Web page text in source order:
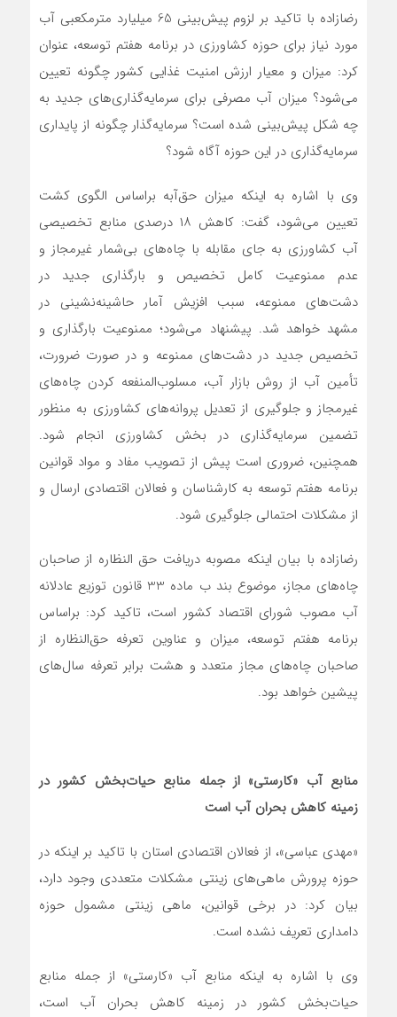
رضازاده با تاکید بر لزوم پیش‌بینی 65 میلیارد مترمکعبی آب
مورد نیاز برای حوزه کشاورزی در برنامه هفتم توسعه، عنوان
کرد: میزان و معیار ارزش امنیت غذایی کشور چگونه تعیین
می‌شود؟ میزان آب مصرفی برای سرمایه‌گذاری‌های جدید به
چه شکل پیش‌بینی شده است؟ سرمایه‌گذار چگونه از پایداری
سرمایه‌گذاری در این حوزه آگاه شود؟
وی با اشاره به اینکه میزان حق‌آبه براساس الگوی کشت
تعیین می‌شود، گفت: کاهش ۱۸ درصدی منابع تخصیصی
آب کشاورزی به جای مقابله با چاه‌های بی‌شمار غیرمجاز و
عدم ممنوعیت کامل تخصیص و بارگذاری جدید در
دشت‌های ممنوعه، سبب افزیش آمار حاشینه‌نشینی در
مشهد خواهد شد. پیشنهاد می‌شود؛ ممنوعیت بارگذاری و
تخصیص جدید در دشت‌های ممنوعه و در صورت ضرورت،
تأمین آب از روش بازار آب، مسلوب‌المنفعه کردن چاه‌های
غیرمجاز و جلوگیری از تعدیل پروانه‌های کشاورزی به منظور
تضمین سرمایه‌گذاری در بخش کشاورزی انجام شود.
همچنین، ضروری است پیش از تصویب مفاد و مواد قوانین
برنامه هفتم توسعه به کارشناسان و فعالان اقتصادی ارسال و
از مشکلات احتمالی جلوگیری شود.
رضازاده با بیان اینکه مصوبه دریافت حق النظاره از صاحبان
چاه‌های مجاز، موضوع بند ب ماده 33 قانون توزیع عادلانه
آب مصوب شورای اقتصاد کشور است، تاکید کرد: براساس
برنامه هفتم توسعه، میزان و عناوین تعرفه حق‌النظاره از
صاحبان چاه‌های مجاز متعدد و هشت برابر تعرفه سال‌های
پیشین خواهد بود.
منابع آب «کارستی» از جمله منابع حیات‌بخش کشور در
زمینه کاهش بحران آب است
«مهدی عباسی»، از فعالان اقتصادی استان با تاکید بر اینکه در
حوزه پرورش ماهی‌های زینتی مشکلات متعددی وجود دارد،
بیان کرد: در برخی قوانین، ماهی‌ زینتی مشمول حوزه
دامداری تعریف نشده است.
وی با اشاره به اینکه منابع آب «کارستی» از جمله منابع
حیات‌بخش کشور در زمینه کاهش بحران آب است،